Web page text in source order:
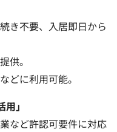
き不要、入居即日から
供。
どに利用可能。
」
など許認可要件に対応